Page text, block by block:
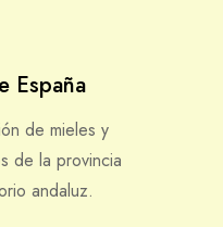
España
de mieles y
de la provincia
andaluz.